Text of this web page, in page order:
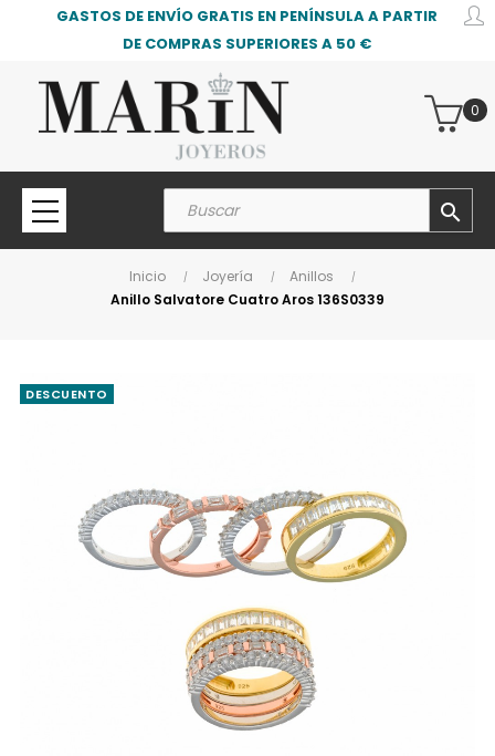
GASTOS DE ENVÍO GRATIS EN PENÍNSULA A PARTIR
DE COMPRAS SUPERIORES A 50 €
search
0
Inicio Joyería
Anillos
Anillo Salvatore Cuatro Aros 136S0339
DESCUENTO